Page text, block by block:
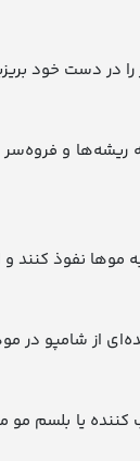
در دست خود
ریشه‌ها و
از شامپو در
یا بلسم